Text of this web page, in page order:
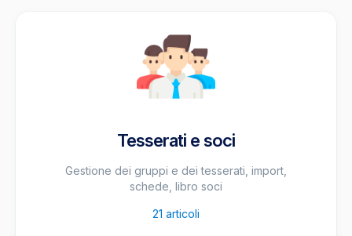
Tesserati e soci
Gestione dei gruppi e dei tesserati, import,
schede, libro soci
21 articoli